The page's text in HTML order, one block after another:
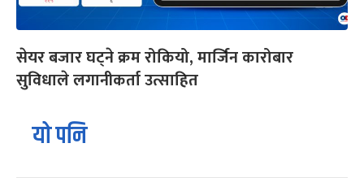
सेयर बजार घट्ने क्रम रोकियो, मार्जिन कारोबार
सुविधाले लगानीकर्ता उत्साहित
यो पनि